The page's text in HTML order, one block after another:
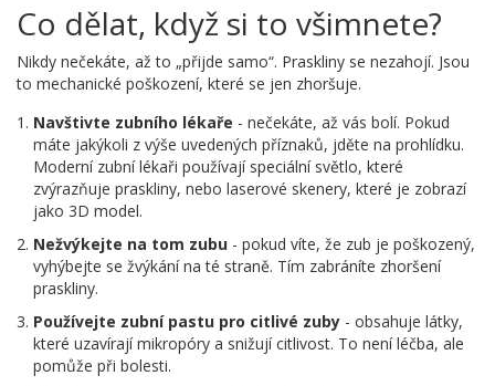
Co dělat, když si to všimnete?
Nikdy nečekáte, až to „přijde samo“. Praskliny se nezahojí. Jsou
to mechanické poškození, které se jen zhoršuje.
Navštivte zubního lékaře - nečekáte, až vás bolí. Pokud
máte jakýkoli z výše uvedených příznaků, jděte na prohlídku.
Moderní zubní lékaři používají speciální světlo, které
zvýrazňuje praskliny, nebo laserové skenery, které je zobrazí
jako 3D model.
Nežvýkejte na tom zubu - pokud víte, že zub je poškozený,
vyhýbejte se žvýkání na té straně. Tím zabráníte zhoršení
praskliny.
Používejte zubní pastu pro citlivé zuby - obsahuje látky,
které uzavírají mikropóry a snižují citlivost. To není léčba, ale
pomůže při bolesti.